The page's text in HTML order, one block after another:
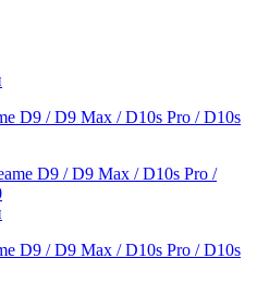
D9 / D9 Max / D10s Pro / D10s
D9 / D9 Max / D10s Pro / D10s